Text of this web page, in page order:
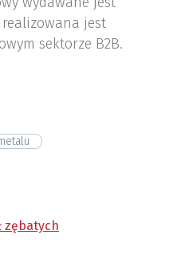
jest
sektorze B2B.